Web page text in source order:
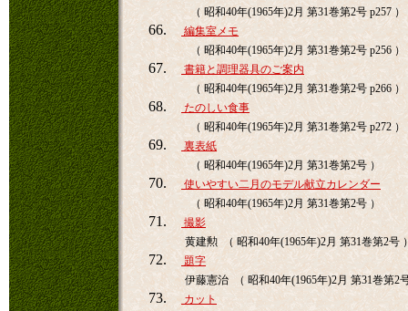
（ 昭和40年(1965年)2月 第31巻第2号 p257 ）
66.
編集室メモ
（ 昭和40年(1965年)2月 第31巻第2号 p256 ）
67.
書籍と調理器具のご案内
（ 昭和40年(1965年)2月 第31巻第2号 p266 ）
68.
たのしい食事
（ 昭和40年(1965年)2月 第31巻第2号 p272 ）
69.
裏表紙
（ 昭和40年(1965年)2月 第31巻第2号 ）
70.
使いやすい二月のモデル献立カレンダー
（ 昭和40年(1965年)2月 第31巻第2号 ）
71.
撮影
黄建勲 （ 昭和40年(1965年)2月 第31巻第2号
72.
題字
伊藤憲治 （ 昭和40年(1965年)2月 第31巻第2
73.
カット